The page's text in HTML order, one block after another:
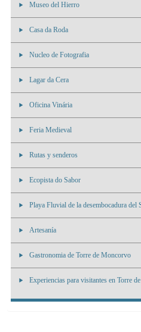
Museo del Hierro
Casa da Roda
Nucleo de Fotografia
Lagar da Cera
Oficina Vinária
Feria Medieval
Rutas y senderos
Ecopista do Sabor
Playa Fluvial de la desembocadura del
Artesanía
Gastronomia de Torre de Moncorvo
Experiencias para visitantes en Torre